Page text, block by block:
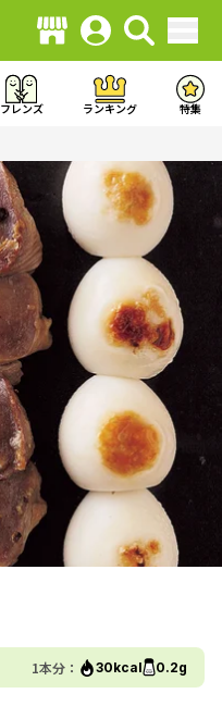
フレンズ ランキング 特集
1本分： 30kcal 0.2g